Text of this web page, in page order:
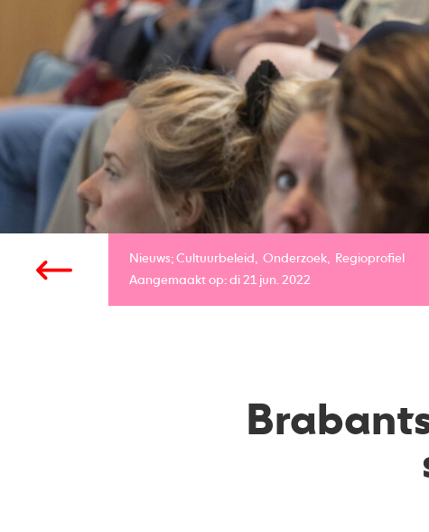
Nieuws; Cultuurbeleid Onderzoek
Regioprofiel
Aangemaakt op: di 21 jun. 2022